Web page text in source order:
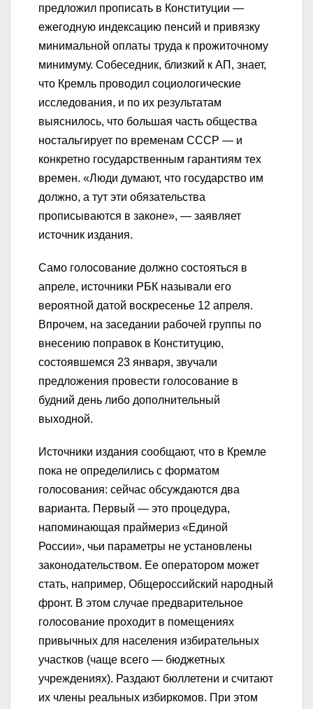
предложил прописать в Конституции —
ежегодную индексацию пенсий и привязку
минимальной оплаты труда к прожиточному
минимуму. Собеседник, близкий к АП, знает,
что Кремль проводил социологические
исследования, и по их результатам
выяснилось, что большая часть общества
ностальгирует по временам СССР — и
конкретно государственным гарантиям тех
времен. «Люди думают, что государство им
должно, а тут эти обязательства
прописываются в законе», — заявляет
источник издания.
Само голосование должно состояться в
апреле, источники РБК называли его
вероятной датой воскресенье 12 апреля.
Впрочем, на заседании рабочей группы по
внесению поправок в Конституцию,
состоявшемся 23 января, звучали
предложения провести голосование в
будний день либо дополнительный
выходной.
Источники издания сообщают, что в Кремле
пока не определились с форматом
голосования: сейчас обсуждаются два
варианта. Первый — это процедура,
напоминающая праймериз «Единой
России», чьи параметры не установлены
законодательством. Ее оператором может
стать, например, Общероссийский народный
фронт. В этом случае предварительное
голосование проходит в помещениях
привычных для населения избирательных
участков (чаще всего — бюджетных
учреждениях). Раздают бюллетени и считают
их члены реальных избиркомов. При этом